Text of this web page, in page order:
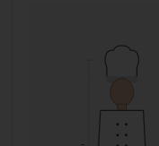
Fläktkyld invändigt.
Nya miljögodkända
Energisnål. Endast 230W.
LED belysning vertikalt